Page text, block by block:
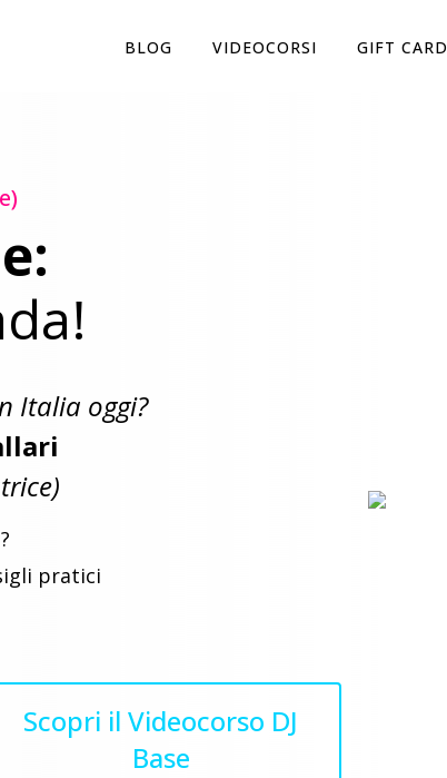
BLOG VIDEOCORSI GIFT CARD
Italia oggi?
pratici
Scopri il Videocorso DJ
Base